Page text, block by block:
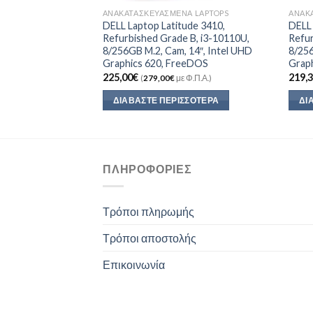
ΑΝΑΚΑΤΑΣΚΕΥΑΣΜΈΝΑ LAPTOPS
DELL Laptop Latitude 3410,
Refurbished Grade B, i3-10110U,
8/256GB M.2, Cam, 14″, Intel UHD
Graphics 620, FreeDOS
225,00€ (279,00€με Φ.Π.Α.)
ΔΙΑΒΆΣΤΕ ΠΕΡΙΣΣΌΤΕΡΑ
8/
ΠΛΗΡΟΦΟΡΊΕΣ
Τρόποι πληρωμής
Τρόποι αποστολής
Επικοινωνία